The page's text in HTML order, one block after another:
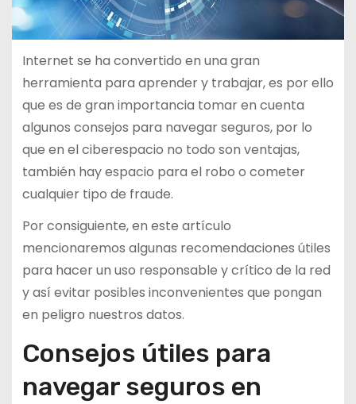
Internet se ha convertido en una gran
herramienta para aprender y trabajar, es por ello
que es de gran importancia tomar en cuenta
algunos consejos para navegar seguros, por lo
que en el ciberespacio no todo son ventajas,
también hay espacio para el robo o cometer
cualquier tipo de fraude.
Por consiguiente, en este artículo
mencionaremos algunas recomendaciones útiles
para hacer un uso responsable y crítico de la red
y así evitar posibles inconvenientes que pongan
en peligro nuestros datos.
Consejos útiles para
navegar seguros en